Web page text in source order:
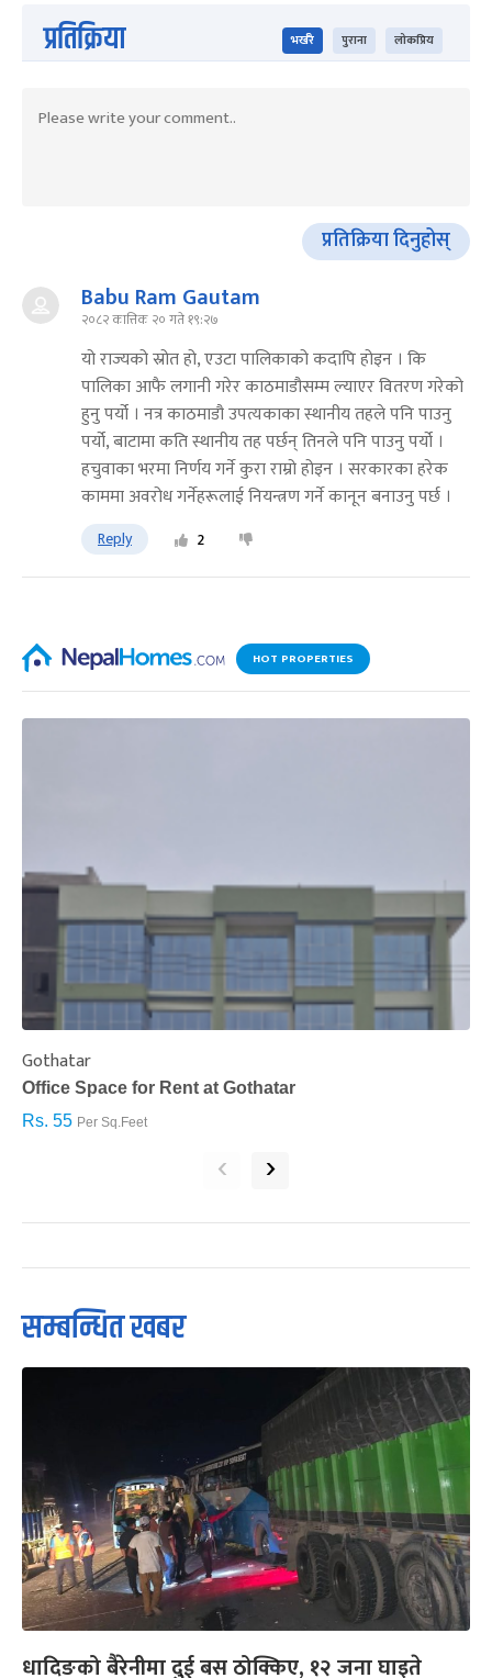
प्रतिक्रिया भर्खरै पुराना लोकप्रिय
प्रतिक्रिया दिनुहोस्
Babu Ram Gautam
२०८२ कात्तिक २० गते १९:२७
यो राज्यको स्रोत हो, एउटा पालिकाको कदापि होइन । कि
पालिका आफै लगानी गरेर काठमाडौसम्म ल्याएर वितरण गरेको
हुनु पर्यो । नत्र काठमाडौ उपत्यकाका स्थानीय तहले पनि पाउनु
पर्यो, बाटामा कति स्थानीय तह पर्छन् तिनले पनि पाउनु पर्यो ।
हचुवाका भरमा निर्णय गर्ने कुरा राम्रो होइन । सरकारका हरेक
काममा अवरोध गर्नेहरूलाई नियन्त्रण गर्ने कानून बनाउनु पर्छ ।
Reply 2
HOT PROPERTIES
Gothatar
Office Space for Rent at Gothatar
Rs. 55 Per Sq.Feet
‹ ›
सम्बन्धित खबर
धादिङको बैरेनीमा दुई बस ठोक्किए, १२ जना घाइते